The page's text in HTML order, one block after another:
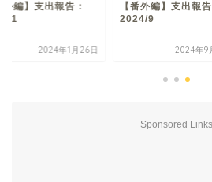
外編】支出報告：
1
2024年1月26日
【番外編】支出報告
2024/9
2024年9
Sponsored Links